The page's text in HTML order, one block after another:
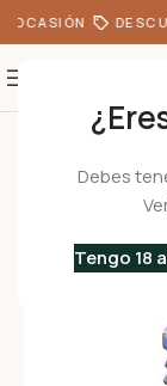
Debes
Tengo 18